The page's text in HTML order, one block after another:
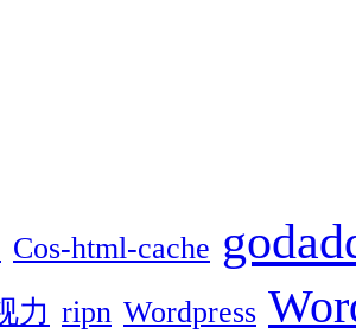
Cos-html-cache
力 ripn Wordpress